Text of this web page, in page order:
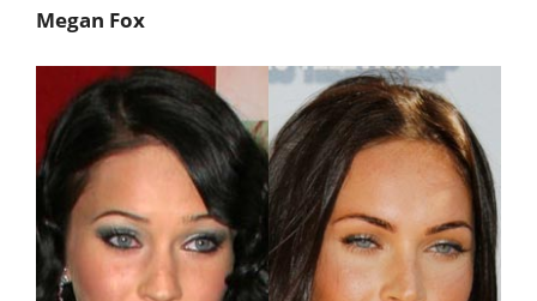
Megan Fox